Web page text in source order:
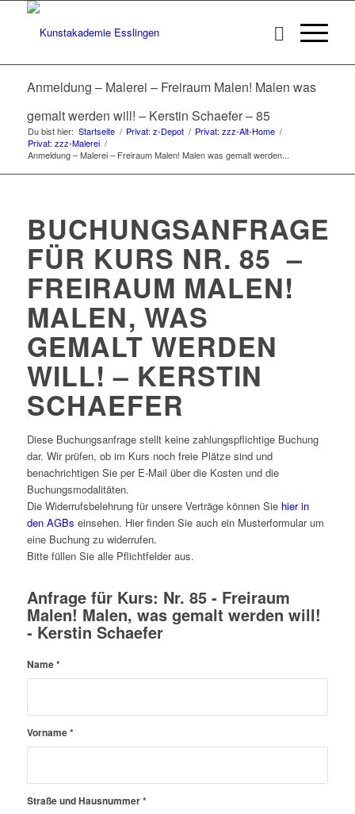
Anmeldung – Malerei – Freiraum Malen! Malen was
gemalt werden will! – Kerstin Schaefer – 85
Du bist hier: Startseite / Privat: z-Depot / Privat: zzz-Alt-Home /
Privat: zzz-Malerei /
Anmeldung – Malerei – Freiraum Malen! Malen was gemalt werden...
BUCHUNGSANFRAGE
FÜR KURS NR. 85 –
FREIRAUM MALEN!
MALEN, WAS
GEMALT WERDEN
WILL! – KERSTIN
SCHAEFER
Diese Buchungsanfrage stellt keine zahlungspflichtige Buchung
dar. Wir prüfen, ob im Kurs noch freie Plätze sind und
benachrichtigen Sie per E-Mail über die Kosten und die
Buchungsmodalitäten.
Die Widerrufsbelehrung für unsere Verträge können Sie hier in
den AGBs einsehen. Hier finden Sie auch ein Musterformular um
eine Buchung zu widerrufen.
Bitte füllen Sie alle Pflichtfelder aus.
Anfrage für Kurs: Nr. 85 - Freiraum
Malen! Malen, was gemalt werden will!
- Kerstin Schaefer
Name*
Vorname*
Straße und Hausnummer*